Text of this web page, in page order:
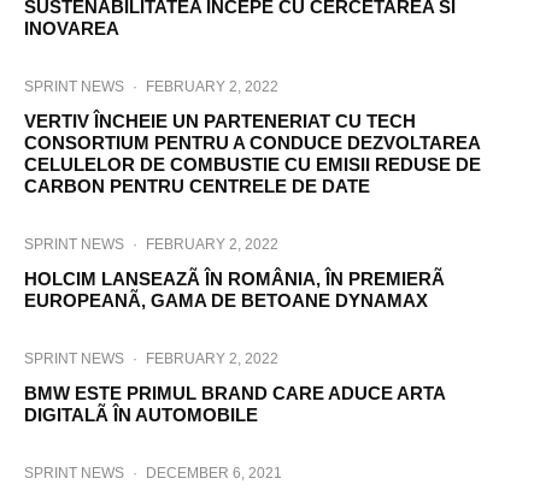
SUSTENABILITATEA ÎNCEPE CU CERCETAREA SI
INOVAREA
SPRINT NEWS · FEBRUARY 2, 2022
VERTIV ÎNCHEIE UN PARTENERIAT CU TECH
CONSORTIUM PENTRU A CONDUCE DEZVOLTAREA
CELULELOR DE COMBUSTIE CU EMISII REDUSE DE
CARBON PENTRU CENTRELE DE DATE
SPRINT NEWS · FEBRUARY 2, 2022
HOLCIM LANSEAZÃ ÎN ROMÂNIA, ÎN PREMIERÃ
EUROPEANÃ, GAMA DE BETOANE DYNAMAX
SPRINT NEWS · FEBRUARY 2, 2022
BMW ESTE PRIMUL BRAND CARE ADUCE ARTA
DIGITALÃ ÎN AUTOMOBILE
SPRINT NEWS · DECEMBER 6, 2021